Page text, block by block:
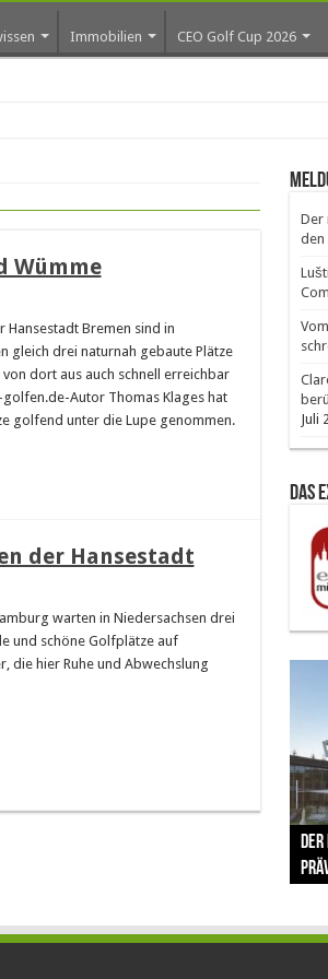
Immobilien CEO Golf Cup 2026
Wümme
Hansestadt Bremen sind in
gleich drei naturnah gebaute Plätze
dort aus auch schnell erreichbar
golfen.de-Autor Thomas Klages hat
golfend unter die Lupe genommen.
der Hansestadt
warten in Niedersachsen drei
und schöne Golfplätze auf
die hier Ruhe und Abwechslung
Der
den
Juli
Das
The